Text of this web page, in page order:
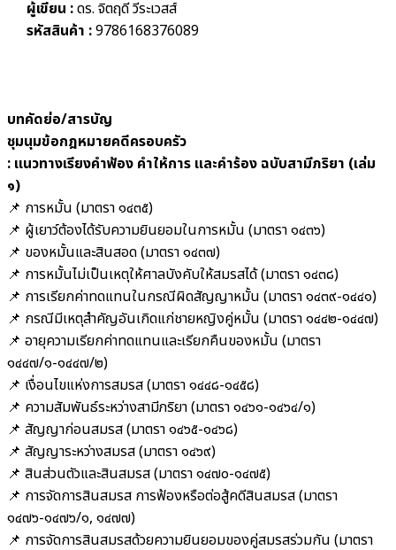
ผู้เขียน :ดร. จิตฤดี วีระเวสส์
รหัสสินค้า :9786168376089
บทคัดย่อ/สารบัญ
ชุมนุมข้อกฎหมายคดีครอบครัว
: แนวทางเรียงคำฟ้อง คำให้การ และคำร้อง ฉบับสามีภริยา (เล่ม
๑)
📌 การหมั้น (มาตรา ๑๔๓๕)
📌 ผู้เยาว์ต้องได้รับความยินยอมในการหมั้น (มาตรา ๑๔๓๖)
📌 ของหมั้นและสินสอด (มาตรา ๑๔๓๗)
📌 การหมั้นไม่เป็นเหตุให้ศาลบังคับให้สมรสได้ (มาตรา ๑๔๓๘)
📌 การเรียกค่าทดแทนในกรณีผิดสัญญาหมั้น (มาตรา ๑๔๓๙-๑๔๔๑)
📌 กรณีมีเหตุสำคัญอันเกิดแก่ชายหญิงคู่หมั้น (มาตรา ๑๔๔๒-๑๔๔๗)
📌 อายุความเรียกค่าทดแทนและเรียกคืนของหมั้น (มาตรา
๑๔๔๗/๑-๑๔๔๗/๒)
📌 เงื่อนไขแห่งการสมรส (มาตรา ๑๔๔๘-๑๔๕๘)
📌 ความสัมพันธ์ระหว่างสามีภริยา (มาตรา ๑๔๖๑-๑๔๖๔/๑)
📌 สัญญาก่อนสมรส (มาตรา ๑๔๖๕-๑๔๖๘)
📌 สัญญาระหว่างสมรส (มาตรา ๑๔๖๙)
📌 สินส่วนตัวและสินสมรส (มาตรา ๑๔๗๐-๑๔๗๕)
📌 การจัดการสินสมรส การฟ้องหรือต่อสู้คดีสินสมรส (มาตรา
๑๔๗๖-๑๔๗๖/๑, ๑๔๗๗)
📌 การจัดการสินสมรสด้วยความยินยอมของคู่สมรสร่วมกัน (มาตรา